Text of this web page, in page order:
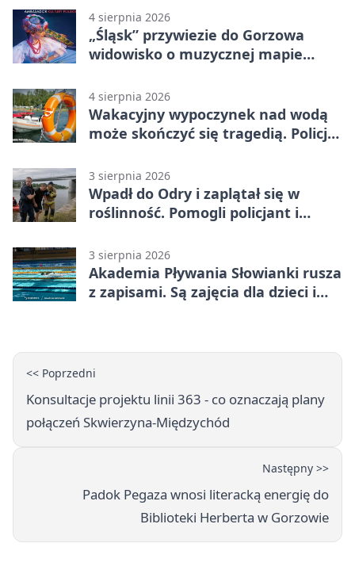
4 sierpnia 2026
„Śląsk” przywiezie do Gorzowa
widowisko o muzycznej mapie
4 sierpnia 2026
Wakacyjny wypoczynek nad wodą
może skończyć się tragedią. Policja
3 sierpnia 2026
Wpadł do Odry i zaplątał się w
roślinność. Pomogli policjant i
3 sierpnia 2026
Akademia Pływania Słowianki rusza
z zapisami. Są zajęcia dla dzieci i
<< Poprzedni
Konsultacje projektu linii 363 - co oznaczają plany
połączeń Skwierzyna-Międzychód
Następny >>
Padok Pegaza wnosi literacką energię do
Biblioteki Herberta w Gorzowie